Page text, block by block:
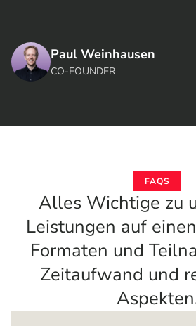
Paul Weinhausen
CO-FOUNDER
FAQS
Alles Wichtige zu
Leistungen auf
Formaten und
Zeitaufwand und